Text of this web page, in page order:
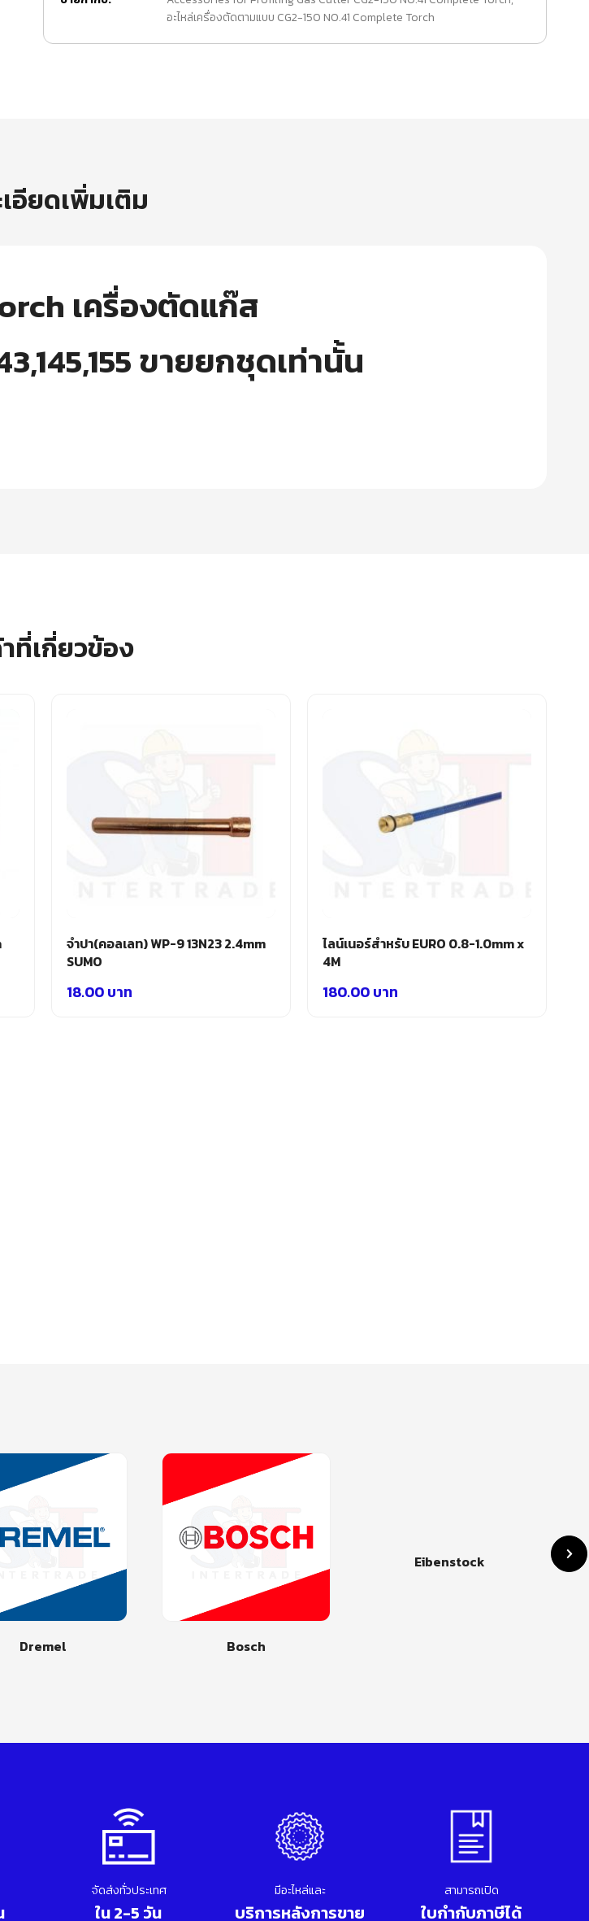
อะไหล่เครื่องตัดตามแบบ CG2-150 NO.41 Complete Torch
อียดเพิ่มเติม
เครื่องตัดแก๊ส
ขายยกชุดเท่านั้น
ที่เกี่ยวข้อง
จำปา(คอลเลท) WP-9 13N23 2.4mm
SUMO
18.00บาท
ไลน์เนอร์สำหรับ EURO 0.8-1.0mm x
4M
180.00บาท
Bosch
จัดส่งทั่วประเทศ
ใน 2-5 วัน
มีอะไหล่และ
บริการหลังการขาย
สามารถเปิด
ใบกำกับภาษีได้